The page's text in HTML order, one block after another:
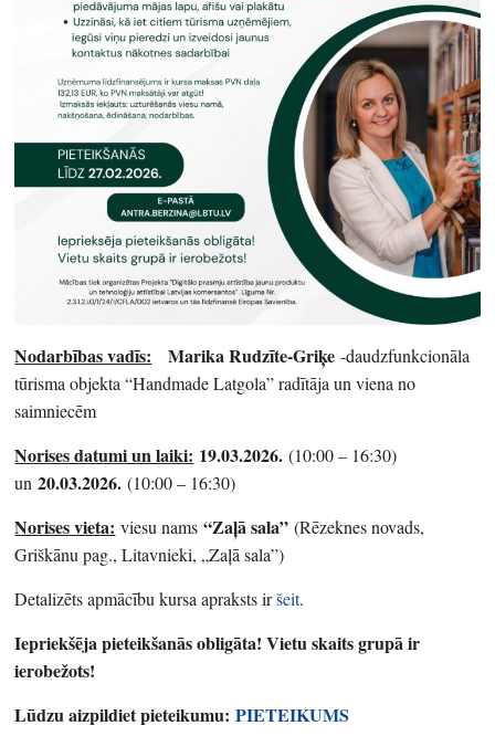
Nodarbības vadīs: Marika Rudzīte-Griķe -daudzfunkcionāla
tūrisma objekta “Handmade Latgola” radītāja un viena no
saimniecēm
Norises datumi un laiki: 19.03.2026. (10:00 – 16:30)
un20.03.2026. (10:00 – 16:30)
Norises vieta: viesu nams“Zaļā sala” (Rēzeknes novads,
Griškānu pag., Litavnieki, „Zaļā sala”)
Detalizēts apmācību kursa apraksts iršeit.
Iepriekšēja pieteikšanās obligāta! Vietu skaits grupā ir
ierobežots!
Lūdzu aizpildiet pieteikumu: PIETEIKUMS